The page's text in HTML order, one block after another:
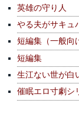
英雄の守り人
やる夫がサキュ
短編集（一般向
短編集
生江ない世が白
催眠エロ寸劇シ